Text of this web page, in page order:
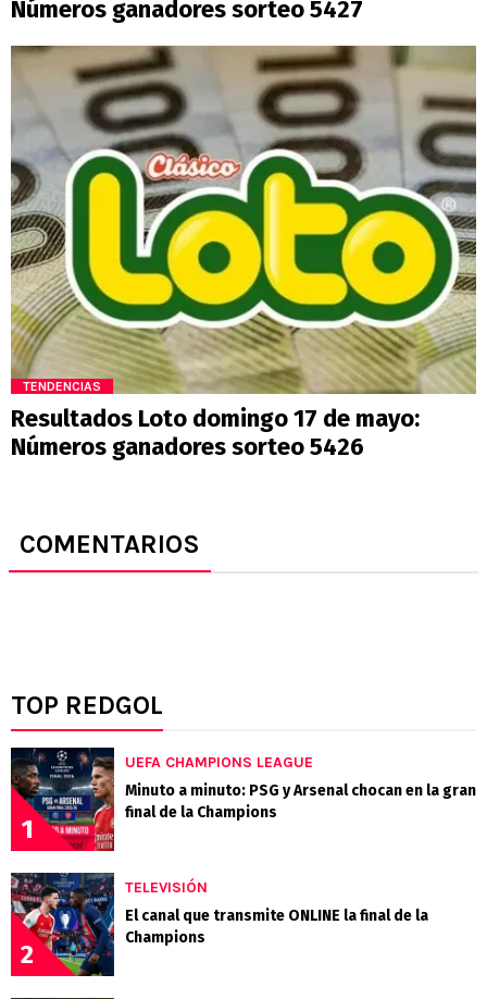
Números ganadores sorteo 5427
TENDENCIAS
Resultados Loto domingo 17 de mayo:
Números ganadores sorteo 5426
COMENTARIOS
TOP REDGOL
1
UEFA CHAMPIONS LEAGUE
Minuto a minuto: PSG y Arsenal chocan en la gran
final de la Champions
2
TELEVISIÓN
El canal que transmite ONLINE la final de la
Champions